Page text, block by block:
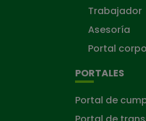
Trabajador
Asesoría
Portal
PORTALES
Portal de